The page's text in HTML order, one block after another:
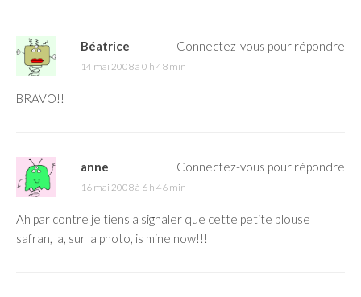
Béatrice
14 mai 2008 à 0 h 48 min
BRAVO!!
Connectez-vous pour répondre
anne
16 mai 2008 à 6 h 46 min
Ah par contre je tiens a signaler que cette petite blouse
safran, la, sur la photo, is mine now!!!
Connectez-vous pour répondre